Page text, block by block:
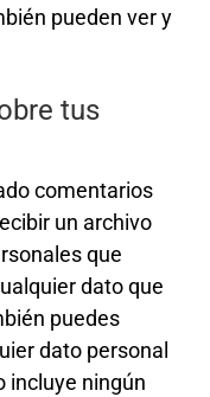
pueden ver y
tus
comentarios
un archivo
que
dato que
puedes
dato personal
incluye ningún